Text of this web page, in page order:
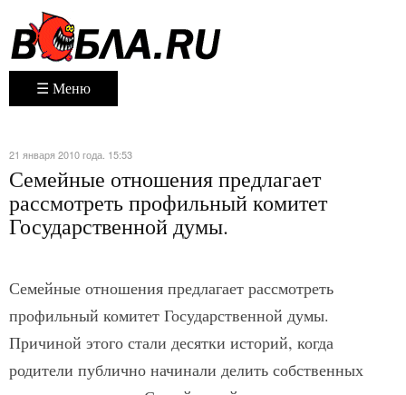
☰ Меню
21 января 2010 года. 15:53
Семейные отношения предлагает
рассмотреть профильный комитет
Государственной думы.
Семейные отношения предлагает рассмотреть
профильный комитет Государственной думы.
Причиной этого стали десятки историй, когда
родители публично начинали делить собственных